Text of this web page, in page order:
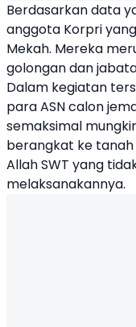
Berdasarkan data
anggota Korpri
Mekah. Mereka
golongan dan
Dalam kegiatan
para ASN calon
semaksimal
berangkat ke
Allah SWT yang
melaksanakannya.